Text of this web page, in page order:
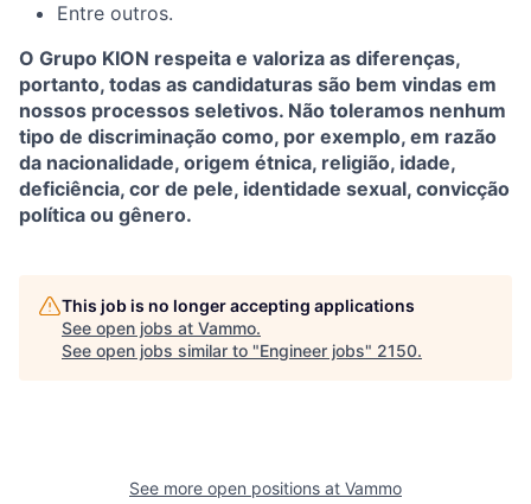
Entre outros.
O Grupo KION respeita e valoriza as diferenças,
portanto, todas as candidaturas são bem vindas em
nossos processos seletivos. Não toleramos nenhum
tipo de discriminação como, por exemplo, em razão
da nacionalidade, origem étnica, religião, idade,
deficiência, cor de pele, identidade sexual, convicção
política ou gênero.
This job is no longer accepting applications
See open jobs at Vammo.
See open jobs similar to "Engineer jobs" 2150.
See more open positions at Vammo